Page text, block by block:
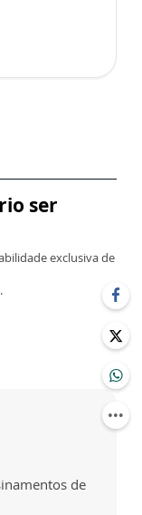
ser
exclusiva de
de